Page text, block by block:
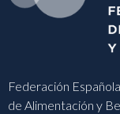
Federación
de Alimentación y